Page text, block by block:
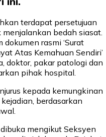
terdapat persetujuan
bedah siasat.
rasmi ‘Surat
Atas Kemahuan Sendiri’
doktor, pakar patologi dan
pihak hospital.
kepada kemungkinan
berdasarkan
mengikut Seksyen